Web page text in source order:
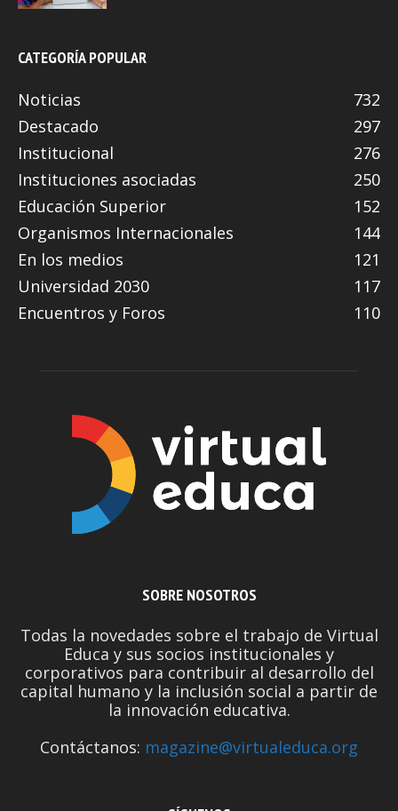
CATEGORÍA POPULAR
Noticias
732
Destacado
297
Institucional
276
Instituciones asociadas
250
Educación Superior
152
Organismos Internacionales
144
En los medios
121
Universidad 2030
117
Encuentros y Foros
110
SOBRE NOSOTROS
Todas la novedades sobre el trabajo de Virtual
Educa y sus socios institucionales y
corporativos para contribuir al desarrollo del
capital humano y la inclusión social a partir de
la innovación educativa.
Contáctanos: magazine@virtualeduca.org